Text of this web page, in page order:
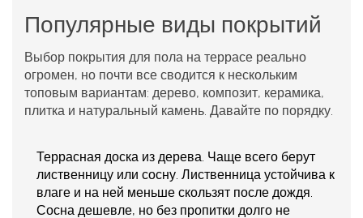
Популярные виды покрытий
Выбор покрытия для пола на террасе реально
огромен, но почти все сводится к нескольким
топовым вариантам: дерево, композит, керамика,
плитка и натуральный камень. Давайте по порядку.
Террасная доска из дерева. Чаще всего берут
лиственницу или сосну. Лиственница устойчива к
влаге и на ней меньше скользят после дождя.
Сосна дешевле, но без пропитки долго не